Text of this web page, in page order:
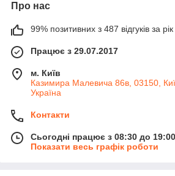
Про нас
99% позитивних з 487 відгуків за рік
Працює з 29.07.2017
м. Київ
Казимира Малевича 86в, 03150,
Україна
Контакти
Сьогодні працює з 08:30 до 19:00
Показати весь графік роботи